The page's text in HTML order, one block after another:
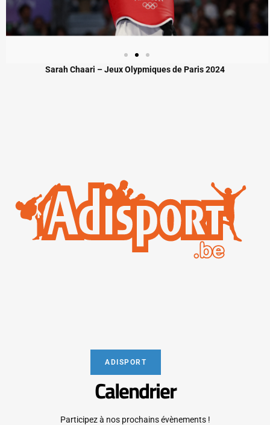
Sarah Chaari – Jeux Olypmiques de Paris 2024
ADISPORT
Calendrier
Participez à nos prochains évènements !